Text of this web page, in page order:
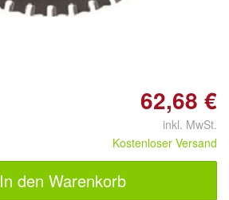
62,68 €
inkl. MwSt.
Kostenloser Versand
In den Warenkorb